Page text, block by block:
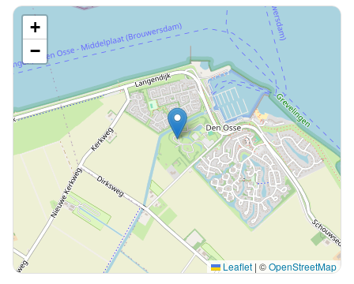
+
−
Leaflet | ©OpenStreetMap